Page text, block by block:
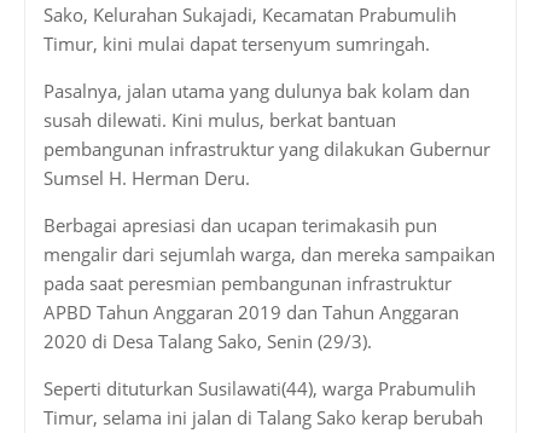
Sako, Kelurahan Sukajadi, Kecamatan Prabumulih
Timur, kini mulai dapat tersenyum sumringah.
Pasalnya, jalan utama yang dulunya bak kolam dan
susah dilewati. Kini mulus, berkat bantuan
pembangunan infrastruktur yang dilakukan Gubernur
Sumsel H. Herman Deru.
Berbagai apresiasi dan ucapan terimakasih pun
mengalir dari sejumlah warga, dan mereka sampaikan
pada saat peresmian pembangunan infrastruktur
APBD Tahun Anggaran 2019 dan Tahun Anggaran
2020 di Desa Talang Sako, Senin (29/3).
Seperti dituturkan Susilawati(44), warga Prabumulih
Timur, selama ini jalan di Talang Sako kerap berubah